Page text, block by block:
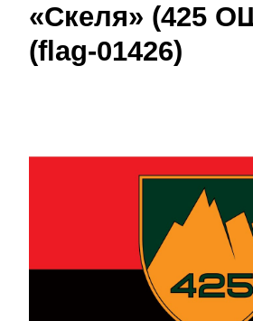
«Скеля» (425
(flag-01426)